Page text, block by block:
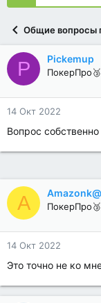
Общие вопросы
P Pickemup
ПокерПро🥉
14 Окт 2022
Вопрос
A Amazonk@
ПокерПро🥉
14 Окт 2022
Это точно не ко